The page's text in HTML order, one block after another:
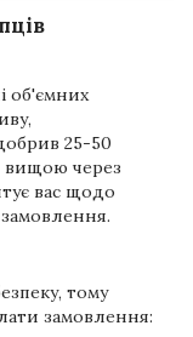
об'ємних
25-50
вищою через
вас щодо
тому
замовлення: